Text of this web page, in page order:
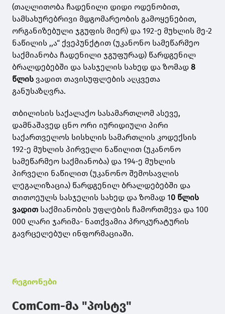
(თაღლითობა ჩადენილი დიდი ოდენობით,
სამსახურებრივი მდგომარეობის გამოყენებით,
ორგანიზებული ჯგუფის მიერ) და 192-ე მუხლის მე-2
ნაწილის ,,ა“ ქვეპუნქტით (უკანონო სამეწარმეო
საქმიანობა ჩადენილი ჯგუფურად) წარდგენილ
ბრალდებებში და სასჯელის სახედ და ზომად 8
წლის ვადით თავისუფლების აღკვეთა
განუსაზღვრა.
თბილისის საქალაქო სასამართლომ ასევე,
დამნაშავედ ცნო ორი იურიდიული პირი
საქართველოს სისხლის სამართლის კოდექსის
192-ე მუხლის პირველი ნაწილით (უკანონო
სამეწარმეო საქმიანობა) და 194-ე მუხლის
პირველი ნაწილით (უკანონო შემოსავლის
ლეგალიზაცია) წარდგენილ ბრალდებებში და
თითოეულს სასჯელის სახედ და ზომად 10 წლის
ვადით საქმიანობის უფლების ჩამორთმევა და 100
000 ლარი ჯარიმა- ნათქვამია პროკურატურის
გავრცელებულ ინფორმაციაში.
რეგიონები
ComCom-მა "პოსტვ"